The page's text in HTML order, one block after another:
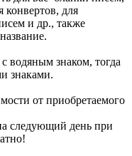
конвертов, для
и др., также
водяным знаком, тогда
знаками.
от приобретаемого
следующий день при